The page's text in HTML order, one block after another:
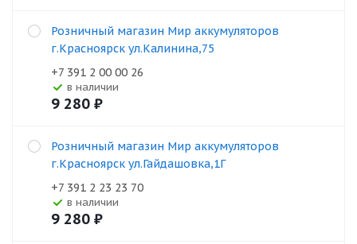
Розничный магазин Мир аккумуляторов
г.Красноярск ул.Калинина,75
+7 391 2 00 00 26
В наличии
9 280 ₽
Розничный магазин Мир аккумуляторов
г.Красноярск ул.Гайдашовка,1Г
+7 391 2 23 23 70
В наличии
9 280 ₽